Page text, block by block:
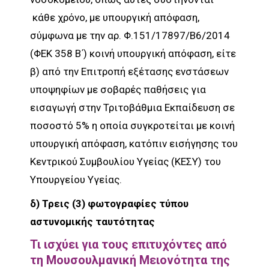
κάθε χρόνο, με υπουργική απόφαση,
σύμφωνα με την αρ. Φ.151/17897/Β6/2014
(ΦΕΚ 358 Β΄) κοινή υπουργική απόφαση, είτε
β) από την Επιτροπή εξέτασης ενστάσεων
υποψηφίων με σοβαρές παθήσεις για
εισαγωγή στην Τριτοβάθμια Εκπαίδευση σε
ποσοστό 5% η οποία συγκροτείται με κοινή
υπουργική απόφαση, κατόπιν εισήγησης του
Κεντρικού Συμβουλίου Υγείας (ΚΕΣΥ) του
Υπουργείου Υγείας.
δ) Τρεις (3) φωτογραφίες τύπου
αστυνομικής ταυτότητας
Τι ισχύει για τους επιτυχόντες από
τη Μουσουλμανική Μειονότητα της